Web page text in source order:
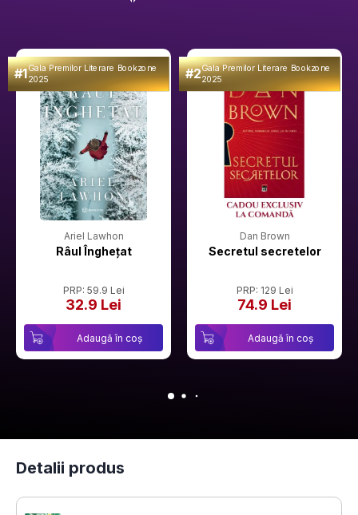
#1Gala Premilor Literare Bookzone
2025
Ariel Lawhon
Râul Înghețat
PRP: 59.9 Lei
32.9 Lei
Adaugă în coș
#2Gala Premilor Literare Bookzone
2025
Dan Brown
Secretul secretelor
PRP: 129 Lei
74.9 Lei
Adaugă în coș
Detalii produs